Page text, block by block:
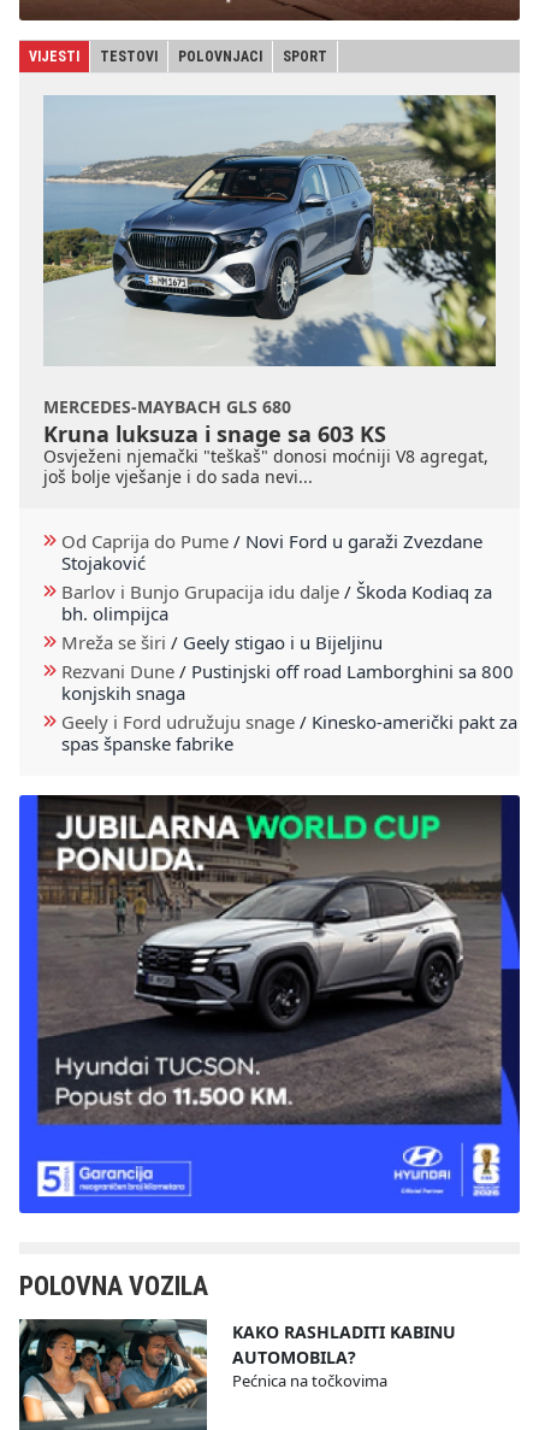
VIJESTI TESTOVI POLOVNJACI SPORT
MERCEDES-MAYBACH GLS 680
Kruna luksuza i snage sa 603 KS
Osvježeni njemački "teškaš" donosi moćniji V8 agregat,
još bolje vješanje i do sada nevi...
Od Caprija do Pume / Novi Ford u garaži Zvezdane
Stojaković
Barlov i Bunjo Grupacija idu dalje / Škoda Kodiaq za
bh. olimpijca
Mreža se širi / Geely stigao i u Bijeljinu
Rezvani Dune / Pustinjski off road Lamborghini sa 800
konjskih snaga
Geely i Ford udružuju snage / Kinesko-američki pakt za
spas španske fabrike
POLOVNA VOZILA
KAKO RASHLADITI KABINU
AUTOMOBILA?
Pećnica na točkovima